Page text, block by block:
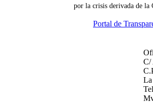
por la crisis derivada de la
Portal de
C/
La